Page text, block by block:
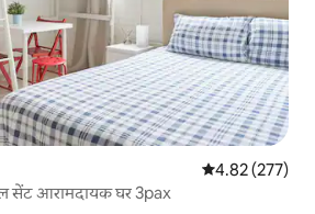
औसत रेटिंग 5 में से
4.82 (277)
सेंट आरामदायक घर 3pax